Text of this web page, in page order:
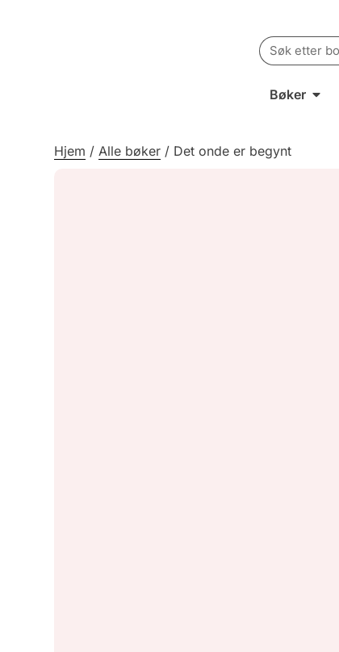
Search
for:
Bøker
Hjem /Alle bøker / Det onde er begynt